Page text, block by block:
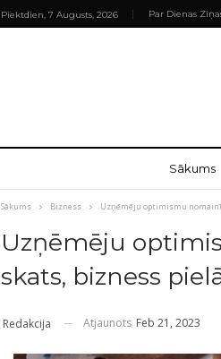
Piektdien, 7 Augusts, 2026 Par Dienas
Sākums
Sākums Bizness Uzņēmēju optimismu
Uzņēmēju
skats, bizness
Redakcija Atjaunots Feb 21, 2023